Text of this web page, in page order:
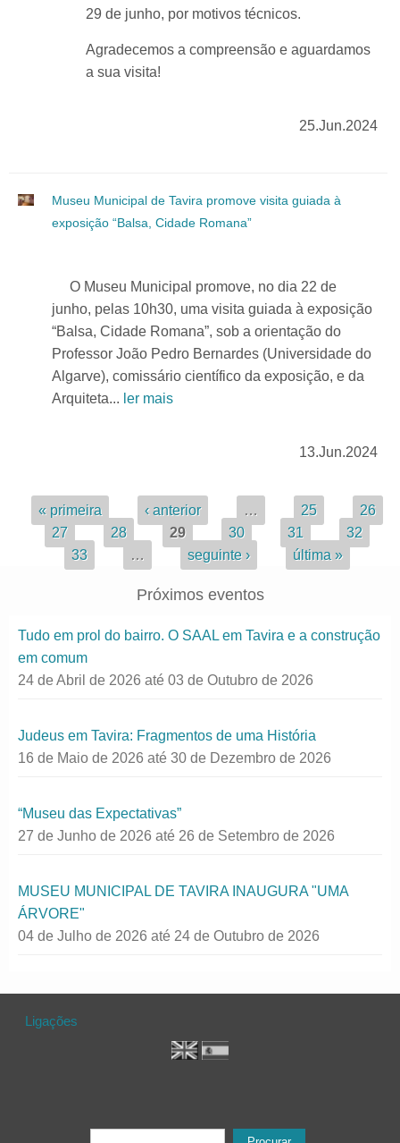
29 de junho, por motivos técnicos.
Agradecemos a compreensão e aguardamos
a sua visita!
25.Jun.2024
Museu Municipal de Tavira promove visita guiada à
exposição “Balsa, Cidade Romana”
O Museu Municipal promove, no dia 22 de
junho, pelas 10h30, uma visita guiada à exposição
“Balsa, Cidade Romana”, sob a orientação do
Professor João Pedro Bernardes (Universidade do
Algarve), comissário científico da exposição, e da
Arquiteta... ler mais
13.Jun.2024
Páginas
« primeira ‹ anterior … 25
26
27
28 29 30 31
32
33
… seguinte › última »
Próximos eventos
Tudo em prol do bairro. O SAAL em Tavira e a construção
em comum
24 de Abril de 2026 até 03 de Outubro de 2026
Judeus em Tavira: Fragmentos de uma História
16 de Maio de 2026 até 30 de Dezembro de 2026
“Museu das Expectativas”
27 de Junho de 2026 até 26 de Setembro de 2026
MUSEU MUNICIPAL DE TAVIRA INAUGURA "UMA
ÁRVORE"
04 de Julho de 2026 até 24 de Outubro de 2026
Ligações
Formulário de procura